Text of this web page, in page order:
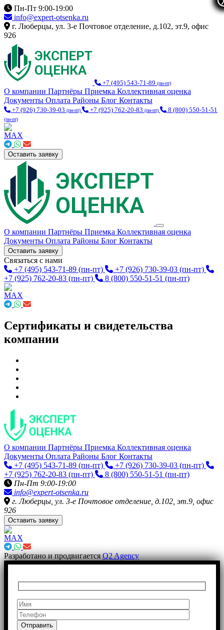
Пн-Пт 9:00-19:00
info@expert-otsenka.ru
г. Люберцы, ул. 3-е Почтовое отделение, д.102, эт.9, офис
926
+7 (495) 543-71-89 (пн-пт)
О компании Партнёры Приемка Коллективная оценка
Документы Оплата Районы Блог Контакты
+7 (926) 730-39-03 (пн-пт) +7 (925) 762-20-83 (пн-пт) 8 (800) 550-51-51
(пн-пт)
Оставить заявку
О компании Партнёры Приемка Коллективная оценка
Документы Оплата Районы Блог Контакты
Оставить заявку
Связаться с нами
+7 (495) 543-71-89 (пн-пт) +7 (926) 730-39-03 (пн-пт)
+7 (925) 762-20-83 (пн-пт) 8 (800) 550-51-51 (пн-пт)
Сертификаты и свидетельства
компании
О компании Партнёры Приемка Коллективная оценка
Документы Оплата Районы Блог Контакты
+7 (495) 543-71-89 (пн-пт) +7 (926) 730-39-03 (пн-пт)
+7 (925) 762-20-83 (пн-пт) 8 (800) 550-51-51 (пн-пт)
Пн-Пт 9:00-19:00
info@expert-otsenka.ru
г. Люберцы, ул. 3-е Почтовое отделение, д.102, эт.9, офис
926
Оставить заявку
Разработано и продвигаетсяQ2 Agency